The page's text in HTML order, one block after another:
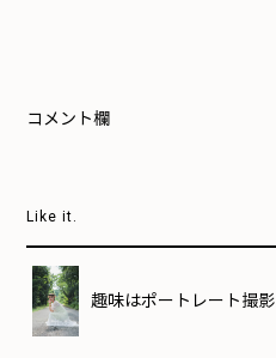
コメント欄
Like it.
趣味はポートレート撮影